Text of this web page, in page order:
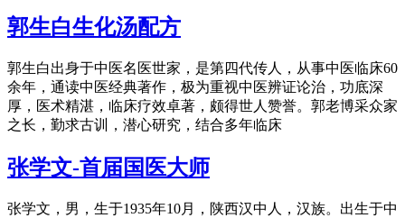
郭生白生化汤配方
郭生白出身于中医名医世家，是第四代传人，从事中医临床60
余年，通读中医经典著作，极为重视中医辨证论治，功底深
厚，医术精湛，临床疗效卓著，颇得世人赞誉。郭老博采众家
之长，勤求古训，潜心研究，结合多年临床
张学文-首届国医大师
张学文，男，生于1935年10月，陕西汉中人，汉族。出生于中